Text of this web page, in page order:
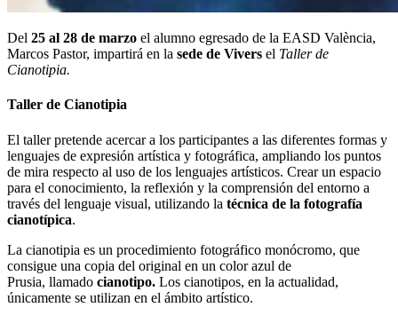
Del 25 al 28 de marzo el alumno egresado de la EASD València,
Marcos Pastor, impartirá en la sede de Vivers el Taller de
Cianotipia.
Taller de Cianotipia
El taller pretende acercar a los participantes a las diferentes formas y
lenguajes de expresión artística y fotográfica, ampliando los puntos
de mira respecto al uso de los lenguajes artísticos. Crear un espacio
para el conocimiento, la reflexión y la comprensión del entorno a
través del lenguaje visual, utilizando la técnica de la fotografía
cianotípica.
La cianotipia es un procedimiento fotográfico monócromo, que
consigue una copia del original en un color azul de
Prusia, llamado cianotipo. Los cianotipos, en la actualidad,
únicamente se utilizan en el ámbito artístico.